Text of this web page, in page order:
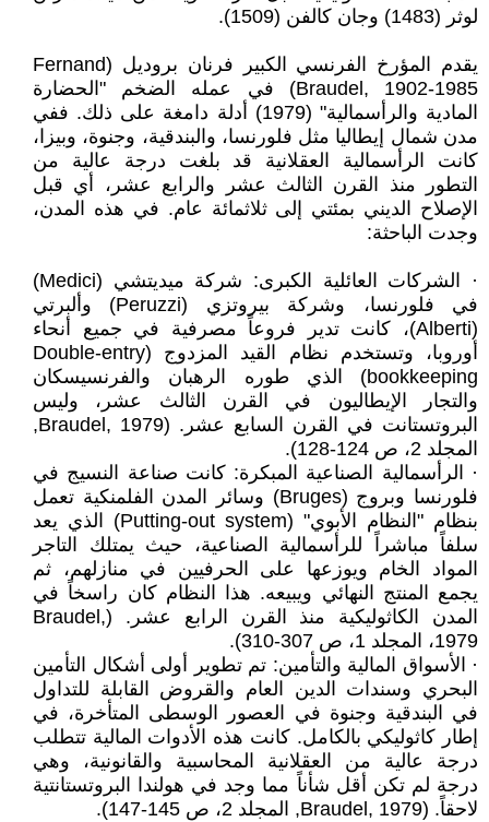
لوثر (1483) وجان كالفن (1509).
يقدم المؤرخ الفرنسي الكبير فرنان بروديل (Fernand
Braudel, 1902-1985) في عمله الضخم "الحضارة
المادية والرأسمالية" (1979) أدلة دامغة على ذلك. ففي
مدن شمال إيطاليا مثل فلورنسا، والبندقية، وجنوة، وبيزا،
كانت الرأسمالية العقلانية قد بلغت درجة عالية من
التطور منذ القرن الثالث عشر والرابع عشر، أي قبل
الإصلاح الديني بمئتي إلى ثلاثمائة عام. في هذه المدن،
وجدت الباحثة:
· الشركات العائلية الكبرى: شركة ميديتشي (Medici)
في فلورنسا، وشركة بيروتزي (Peruzzi) وألبرتي
(Alberti)، كانت تدير فروعاً مصرفية في جميع أنحاء
أوروبا، وتستخدم نظام القيد المزدوج (Double-entry
bookkeeping) الذي طوره الرهبان والفرنسيسكان
والتجار الإيطاليون في القرن الثالث عشر، وليس
البروتستانت في القرن السابع عشر. (Braudel, 1979,
المجلد 2، ص 124-128).
· الرأسمالية الصناعية المبكرة: كانت صناعة النسيج في
فلورنسا وبروج (Bruges) وسائر المدن الفلمنكية تعمل
بنظام "النظام الأبوي" (Putting-out system) الذي يعد
سلفاً مباشراً للرأسمالية الصناعية، حيث يمتلك التاجر
المواد الخام ويوزعها على الحرفيين في منازلهم، ثم
يجمع المنتج النهائي ويبيعه. هذا النظام كان راسخاً في
المدن الكاثوليكية منذ القرن الرابع عشر. (Braudel,
1979، المجلد 1، ص 307-310).
· الأسواق المالية والتأمين: تم تطوير أولى أشكال التأمين
البحري وسندات الدين العام والقروض القابلة للتداول
في البندقية وجنوة في العصور الوسطى المتأخرة، في
إطار كاثوليكي بالكامل. كانت هذه الأدوات المالية تتطلب
درجة عالية من العقلانية المحاسبية والقانونية، وهي
درجة لم تكن أقل شأناً مما وجد في هولندا البروتستانتية
لاحقاً. (Braudel, 1979, المجلد 2، ص 145-147).